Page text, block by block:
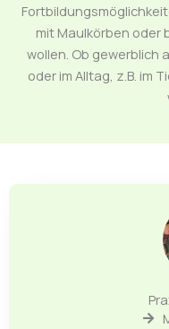
mit Maulkörben oder
wollen. Ob gewerblich
oder im Alltag, z.B. im